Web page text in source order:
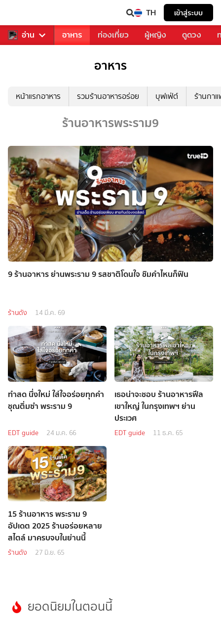
TH เข้าสู่ระบบ
อ่าน
รวงการเพลง อาหาร ท่องเที่ยว ผู้หญิง ดูดวง
อาหาร
หน้าแรกอาหาร รวมร้านอาหารอร่อย บุฟเฟ่ต์ ร้านกา
ร้านอาหารพระราม9
9 ร้านอาหาร ย่านพระราม 9 รสชาติโดนใจ ชิมคำไหนก็ฟิน
ร้านดัง 14 มี.ค. 69
ทำสด นึ่งใหม่ ใส่ใจอร่อยทุกคำ
ชุณติ่มซำ พระราม 9
EDT guide 24 ม.ค. 66
เธอน่าจะชอบ ร้านอาหารฟีล
เขาใหญ่ ในกรุงเทพฯ ย่าน
ประเวศ
EDT guide 11 ธ.ค. 65
15 ร้านอาหาร พระราม 9
อัปเดต 2025 ร้านอร่อยหลาย
สไตล์ มาครบจบในย่านนี้
ร้านดัง 27 มิ.ย. 65
ยอดนิยมในตอนนี้